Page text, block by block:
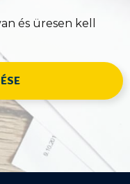
és üresen kell